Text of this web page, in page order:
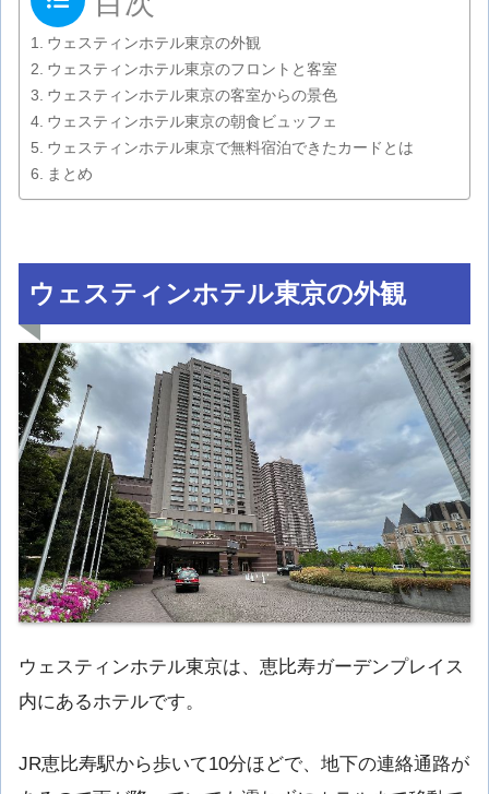
ウェスティンホテル東京の外観
ウェスティンホテル東京のフロントと客室
ウェスティンホテル東京の客室からの景色
ウェスティンホテル東京の朝食ビュッフェ
ウェスティンホテル東京で無料宿泊できたカードとは
まとめ
ウェスティンホテル東京の外観
ウェスティンホテル東京は、恵比寿ガーデンプレイス
内にあるホテルです。
JR恵比寿駅から歩いて10分ほどで、地下の連絡通路が